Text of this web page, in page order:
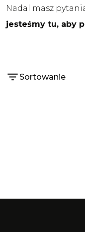
Nadal masz
jesteśmy tu, aby
Sortowanie